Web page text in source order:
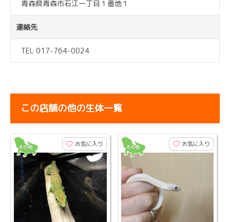
青森県青森市石江一丁目１番地１
連絡先
TEL 017-764-0024
この店舗の他の生体一覧
お気に入り お気に入り